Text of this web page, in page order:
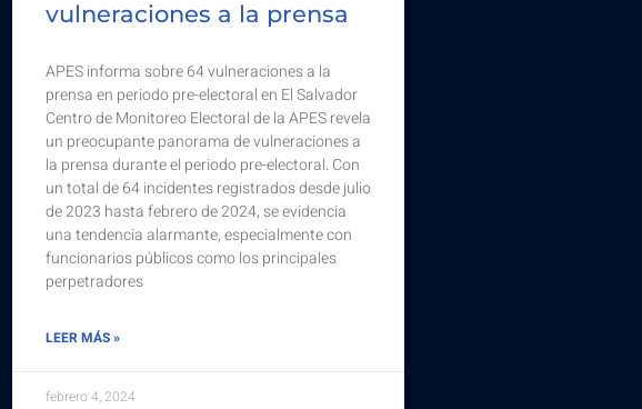
vulneraciones a la prensa
APES informa sobre 64 vulneraciones a la
prensa en periodo pre-electoral en El Salvador
Centro de Monitoreo Electoral de la APES revela
un preocupante panorama de vulneraciones a
la prensa durante el periodo pre-electoral. Con
un total de 64 incidentes registrados desde julio
de 2023 hasta febrero de 2024, se evidencia
una tendencia alarmante, especialmente con
funcionarios públicos como los principales
perpetradores
LEER MÁS »
febrero 4, 2024